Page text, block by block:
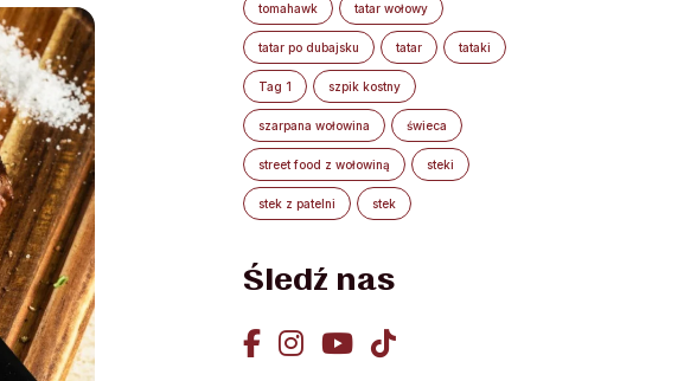
tomahawk tatar wołowy
tatar po dubajsku tatar tataki
Tag 1 szpik kostny
szarpana wołowina świeca
street food z wołowiną steki
stek z patelni stek
Śledź nas